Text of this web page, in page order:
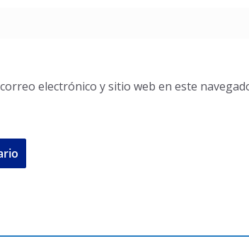
electrónico y sitio web en este